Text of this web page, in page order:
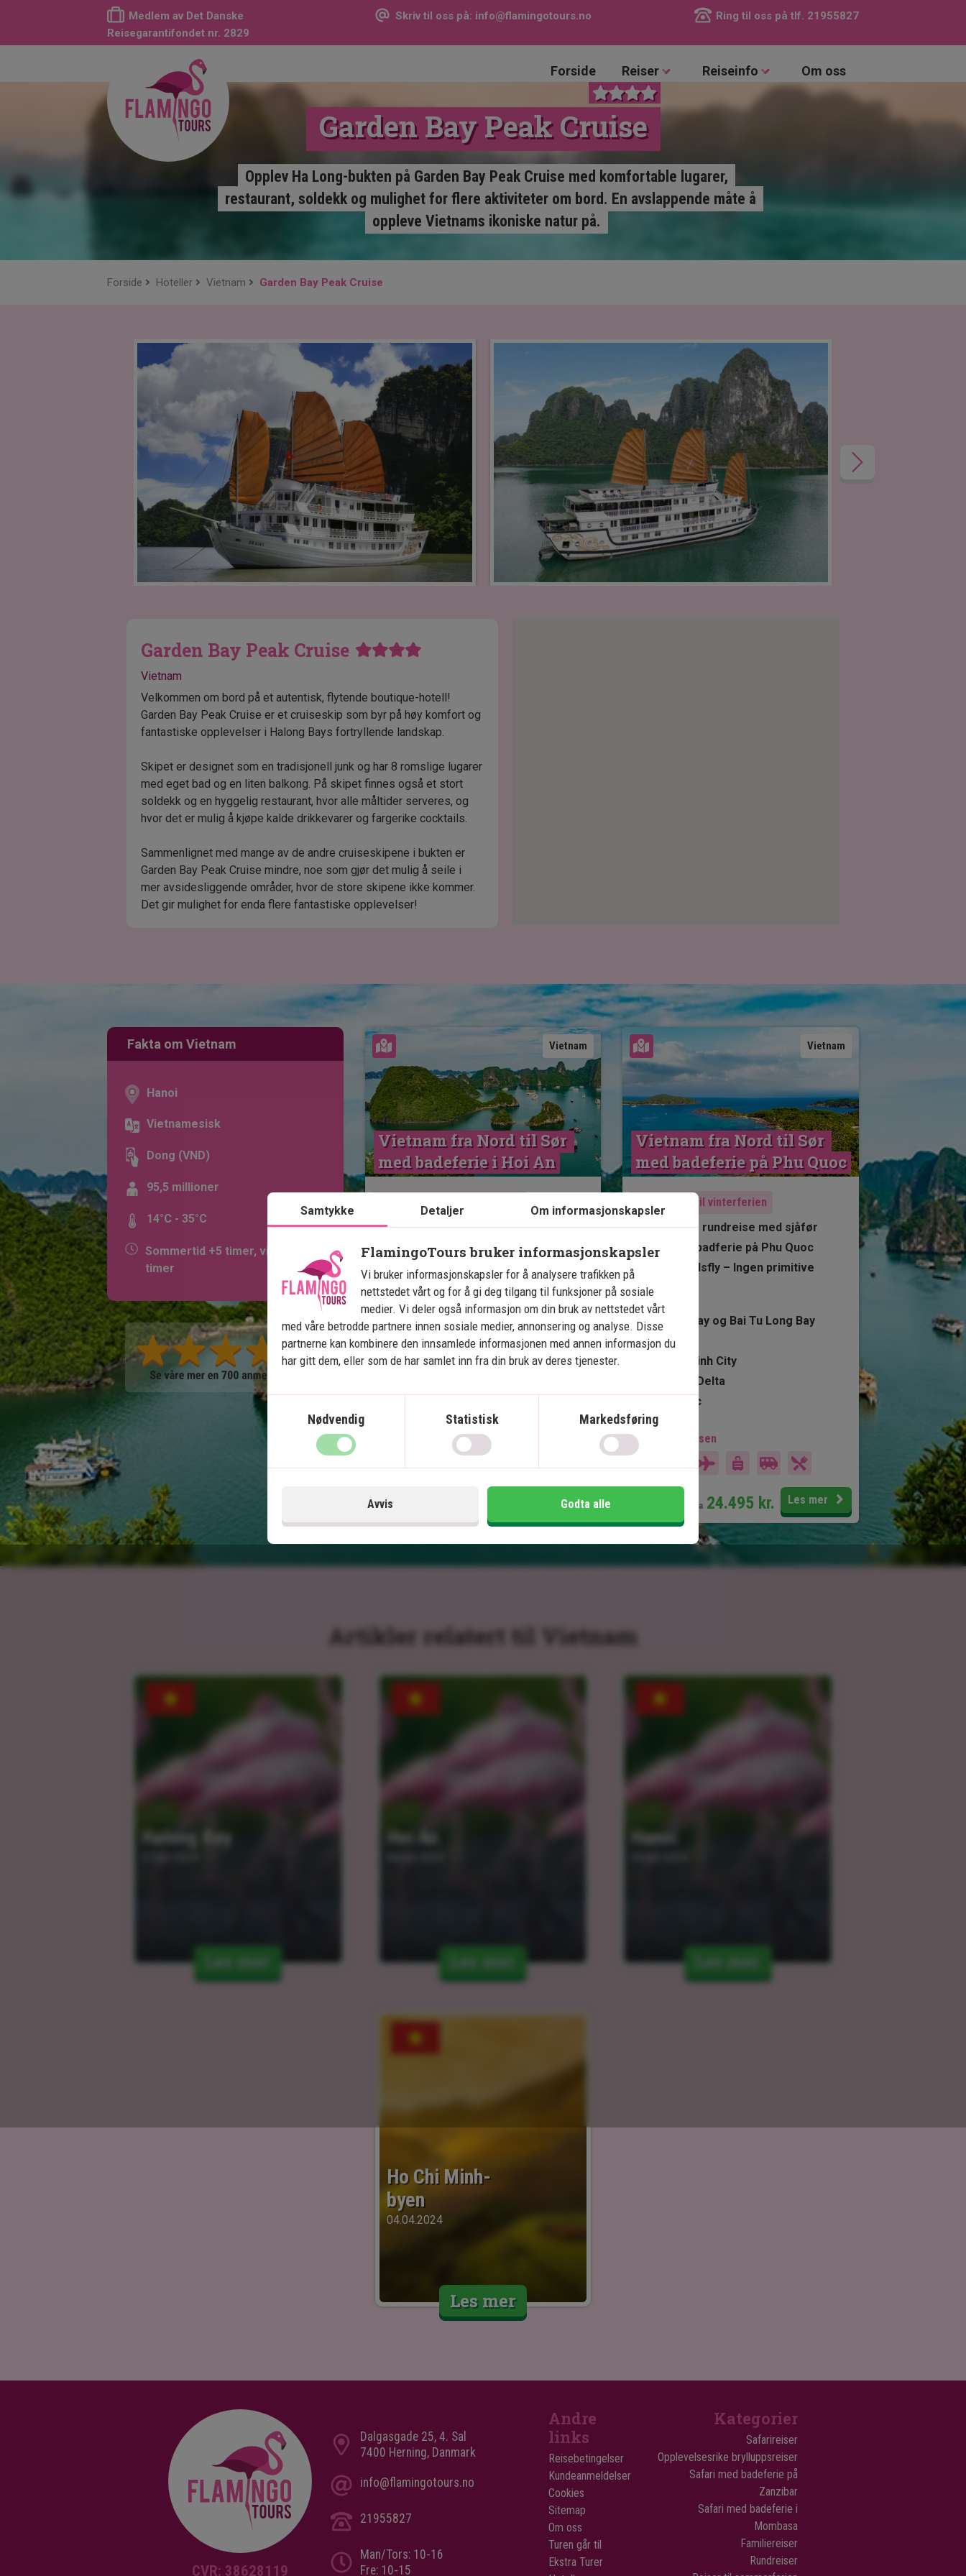
Medlem av Det Danske
Reisegarantifondet nr. 2829
Skriv til oss på: info@flamingotours.no Ring til oss på tlf. 21955827
Forside Reiser Reiseinfo Om oss
Garden Bay Peak Cruise
Opplev Ha Long-bukten på Garden Bay Peak Cruise med komfortable lugarer,
restaurant, soldekk og mulighet for flere aktiviteter om bord. En avslappende måte å
oppleve Vietnams ikoniske natur på.
Forside Hoteller Vietnam Garden Bay Peak Cruise
Garden Bay Peak Cruise
Vietnam
Velkommen om bord på et autentisk, flytende boutique-hotell!
Garden Bay Peak Cruise er et cruiseskip som byr på høy komfort og
fantastiske opplevelser i Halong Bays fortryllende landskap.
Skipet er designet som en tradisjonell junk og har 8 romslige lugarer
med eget bad og en liten balkong. På skipet finnes også et stort
soldekk og en hyggelig restaurant, hvor alle måltider serveres, og
hvor det er mulig å kjøpe kalde drikkevarer og fargerike cocktails.
Sammenlignet med mange av de andre cruiseskipene i bukten er
Garden Bay Peak Cruise mindre, noe som gjør det mulig å seile i
mer avsidesliggende områder, hvor de store skipene ikke kommer.
Det gir mulighet for enda flere fantastiske opplevelser!
Fakta om Vietnam
Hanoi
Vietnamesisk
Dong (VND)
95,5 millioner
14°C - 35°C
Sommertid +5 timer, vintertid +6
timer
Vietnam
Vietnam fra Nord til Sør
med badeferie i Hoi An
13 netters rundreise i Vietnam med
Inkluderer badeferie i Hoi An
Innenriksfly – ingen primitive nattog
Halong Bay og Bai Tu Long Bay
Hue
Hoi An
Inkludert i prisen
Les mer
Vietnam
Se kart
Vietnam fra Nord til Sør
med badeferie på Phu Quoc
Anbefalt til vinterferien
10 netter rundreise med sjåfør
3 netter badferie på Phu Quoc
Innenlandsfly – Ingen primitive
Hanoi
Halong Bay og Bai Tu Long Bay
Hoi An
Ho Chi Minh City
Mekong Delta
Phu Quoc
Inkludert i prisen
pers. fra 24.495 kr. Les mer
Artikler relatert til Vietnam
Halong Bay
Les mer
Hoi An
Les mer
Hanoi
Les mer
Ho Chi Minh-
byen
04.04.2024
Les mer
Samtykke Detaljer Om informasjonskapsler
FlamingoTours bruker informasjonskapsler
Vi bruker informasjonskapsler for å analysere trafikken på
nettstedet vårt og for å gi deg tilgang til funksjoner på sosiale
medier. Vi deler også informasjon om din bruk av nettstedet vårt
med våre betrodde partnere innen sosiale medier, annonsering og analyse. Disse
partnerne kan kombinere den innsamlede informasjonen med annen informasjon du
har gitt dem, eller som de har samlet inn fra din bruk av deres tjenester.
Nødvendig Statistisk Markedsføring
Avvis Godta alle
CVR: 38628119
Dalgasgade 25, 4. Sal
7400 Herning, Danmark
info@flamingotours.no
21955827
Man/Tors: 10-16
Fre: 10-15
Andre
links
Reisebetingelser
Kundeanmeldelser
Cookies
Sitemap
Om oss
Turen går til
Ekstra Turer
Kategorier
Safarireiser
Opplevelsesrike brylluppsreiser
Safari med badeferie på
Zanzibar
Safari med badeferie i
Mombasa
Familiereiser
Rundreiser